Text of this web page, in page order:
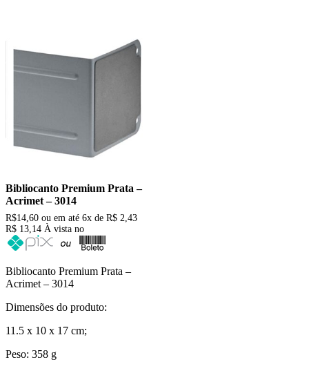
Bibliocanto Premium Prata –
Acrimet – 3014
R$14,60 ou em até 6x de R$ 2,43
R$ 13,14 À vista no
Bibliocanto Premium Prata –
Acrimet – 3014
Dimensões do produto:
11.5 x 10 x 17 cm;
Peso: 358 g